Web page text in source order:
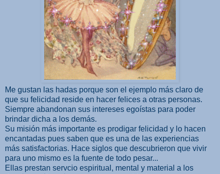
Me gustan las hadas porque son el ejemplo más claro de
que su felicidad reside en hacer felices a otras personas.
Siempre abandonan sus intereses egoístas para poder
brindar dicha a los demás.
Su misión más importante es prodigar felicidad y lo hacen
encantadas pues saben que es una de las experiencias
más satisfactorias. Hace siglos que descubrieron que vivir
para uno mismo es la fuente de todo pesar...
Ellas prestan servcio espiritual, mental y material a los